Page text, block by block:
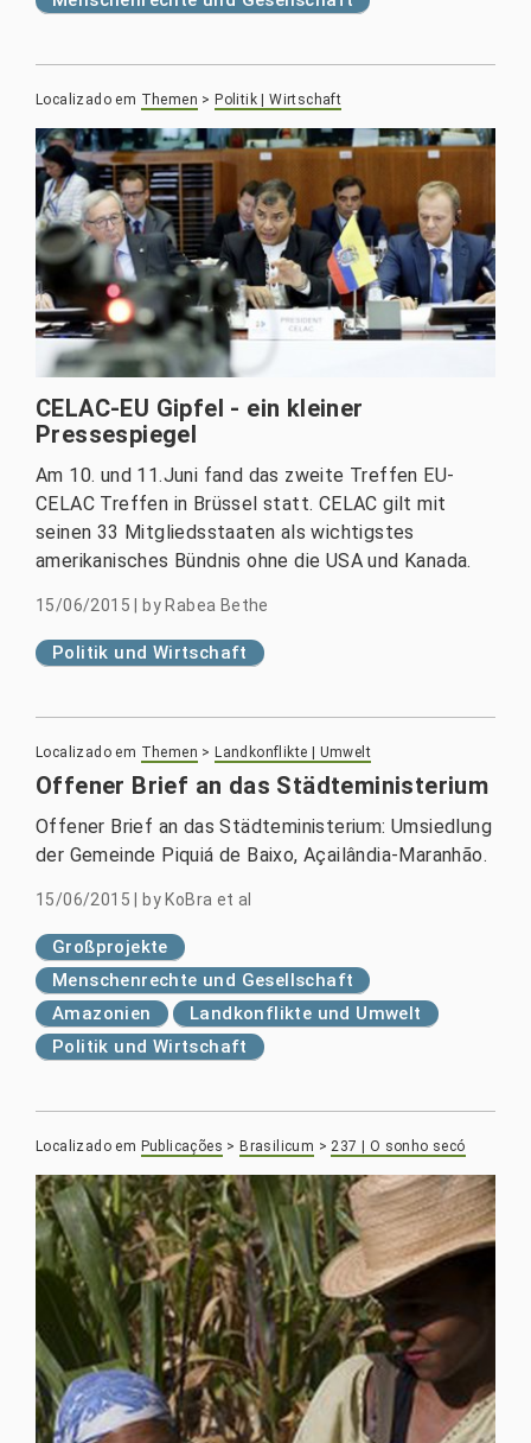
Localizado em Themen > Politik | Wirtschaft
CELAC-EU Gipfel - ein kleiner
Pressespiegel
Am 10. und 11.Juni fand das zweite Treffen EU-
CELAC Treffen in Brüssel statt. CELAC gilt mit
seinen 33 Mitgliedsstaaten als wichtigstes
amerikanisches Bündnis ohne die USA und Kanada.
15/06/2015|byRabea Bethe
Politik und Wirtschaft
Localizado em Themen >Landkonflikte | Umwelt
Offener Brief an das Städteministerium
Offener Brief an das Städteministerium: Umsiedlung
der Gemeinde Piquiá de Baixo, Açailândia-Maranhão.
15/06/2015|byKoBra et al
Großprojekte
Menschenrechte und Gesellschaft
Amazonien
Landkonflikte und Umwelt
Politik und Wirtschaft
Localizado em Publicações >Brasilicum > 237 | O sonho secó